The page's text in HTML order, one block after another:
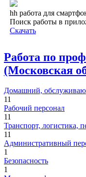
hh работа для
Поиск работы в
Скачать
Работа по
(Московская
Домашний,
11
Рабочий персонал
11
Транспорт, логистика,
11
Административный
1
Безопасность
1